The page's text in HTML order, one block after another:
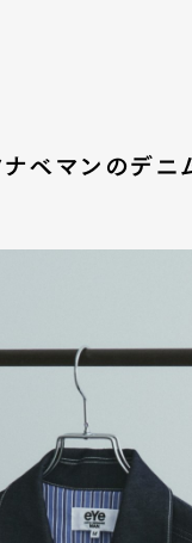
ベマンのデニ